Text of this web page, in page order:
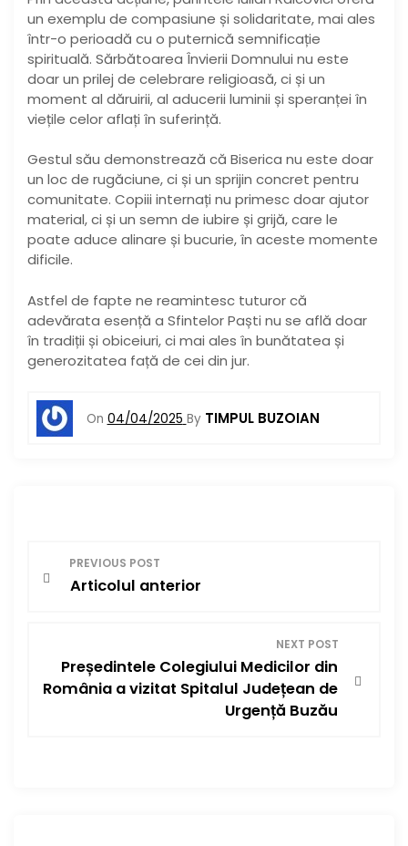
un exemplu de compasiune și solidaritate, mai ales
într-o perioadă cu o puternică semnificație
spirituală. Sărbătoarea Învierii Domnului nu este
doar un prilej de celebrare religioasă, ci și un
moment al dăruirii, al aducerii luminii și speranței în
viețile celor aflați în suferință.
Gestul său demonstrează că Biserica nu este doar
un loc de rugăciune, ci și un sprijin concret pentru
comunitate. Copiii internați nu primesc doar ajutor
material, ci și un semn de iubire și grijă, care le
poate aduce alinare și bucurie, în aceste momente
dificile.
Astfel de fapte ne reamintesc tuturor că
adevărata esență a Sfintelor Paști nu se află doar
în tradiții și obiceiuri, ci mai ales în bunătatea și
generozitatea față de cei din jur.
On 04/04/2025 By TIMPUL BUZOIAN
PREVIOUS POST
Articolul anterior
NEXT POST
Președintele Colegiului Medicilor din
România a vizitat Spitalul Județean de
Urgență Buzău